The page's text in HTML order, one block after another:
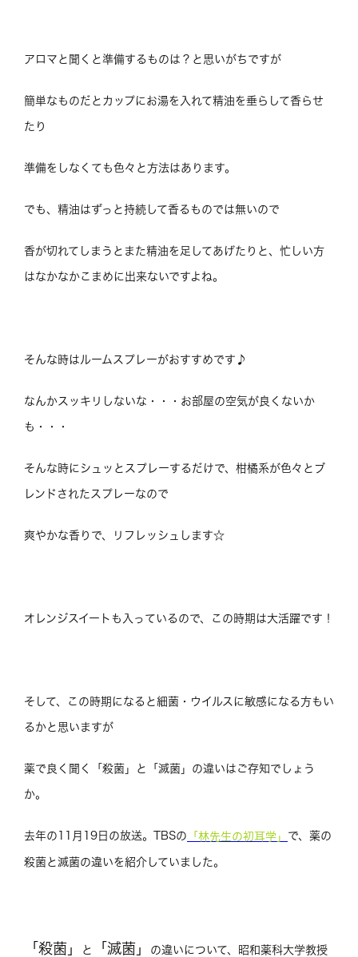
アロマと聞くと準備するものは？と思いがちですが
簡単なものだとカップにお湯を入れて精油を垂らして香らせ
たり
準備をしなくても色々と方法はあります。
でも、精油はずっと持続して香るものでは無いので
香が切れてしまうとまた精油を足してあげたりと、忙しい方
はなかなかこまめに出来ないですよね。
そんな時はルームスプレーがおすすめです♪
なんかスッキリしないな・・・お部屋の空気が良くないか
も・・・
そんな時にシュッとスプレーするだけで、柑橘系が色々とブ
レンドされたスプレーなので
爽やかな香りで、リフレッシュします☆
オレンジスイートも入っているので、この時期は大活躍です！
そして、この時期になると細菌・ウイルスに敏感になる方もい
るかと思いますが
薬で良く聞く「殺菌」と「滅菌」の違いはご存知でしょう
か。
去年の11月19日の放送。TBSの 「林先生の初耳学」 で、薬の
殺菌と滅菌の違いを紹介していました。
「殺菌」 と 「滅菌」 の違いについて、昭和薬科大学教授